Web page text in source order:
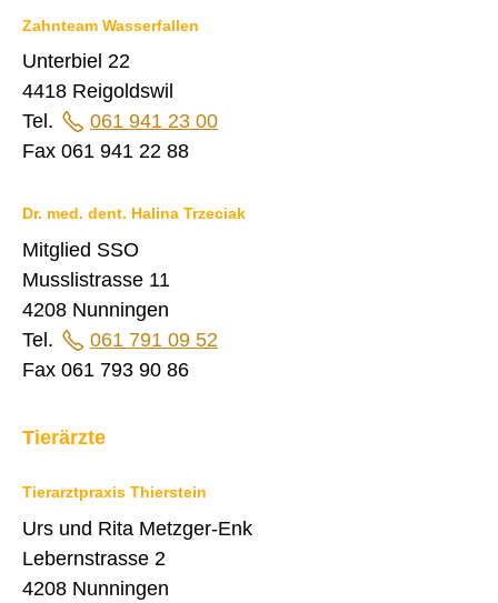
Inhalt
Kontakt
Impressum
Datenschutz
Zahnteam Wasserfallen
Unterbiel 22
4418 Reigoldswil
Tel.
061 941 23 00
Fax 061 941 22 88
Dr. med. dent. Halina Trzeciak
Mitglied SSO
Musslistrasse 11
4208 Nunningen
Tel.
061 791 09 52
Fax 061 793 90 86
Tierärzte
Tierarztpraxis Thierstein
Urs und Rita Metzger-Enk
Lebernstrasse 2
4208 Nunningen